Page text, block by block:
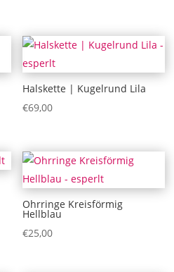
Halskette | Kugelrund Lila
€69,00
Ohrringe Kreisförmig
Hellblau
€25,00